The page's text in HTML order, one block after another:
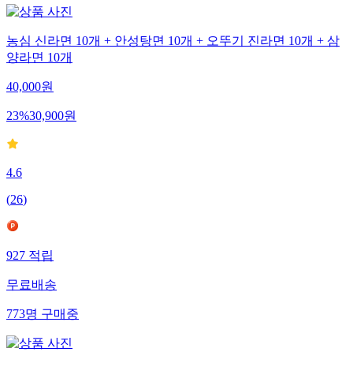
농심 신라면 10개 + 안성탕면 10개 + 오뚜기 진라면 10개 + 삼
양라면 10개
40,000원
23%30,900원
4.6
(26)
927적립
무료배송
773명구매중